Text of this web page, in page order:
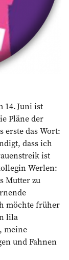
14. Juni ist
Pläne der
erste das Wort:
dass ich
ist
Werlen:
Mutter zu
möchte früher
lila
meine
und Fahnen